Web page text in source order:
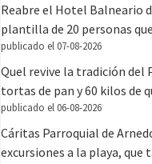
Reabre el Hotel Balneario
plantilla de 20 personas
publicado el 07-08-2026
Quel revive la tradición del
tortas de pan y 60 kilos de
publicado el 06-08-2026
Cáritas Parroquial de
excursiones a la playa,